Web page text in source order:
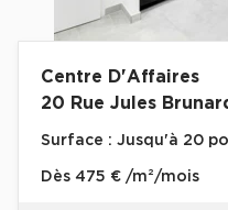
Guide & Conseils
Cas Clients
Centre D'Affaires
20 Rue Jules
Surface : Jusqu'à 20
Dès 475 € /m²/mois